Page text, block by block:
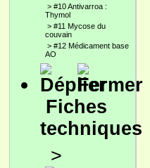
> #10 Antivarroa :
Thymol
> #11 Mycose du
couvain
> #12 Médicament base
AO
Fiches
techniques
>